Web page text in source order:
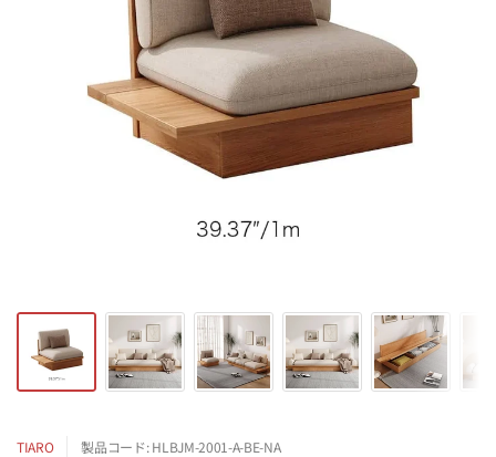
TIARO 製品コード: HLBJM-2001-A-BE-NA